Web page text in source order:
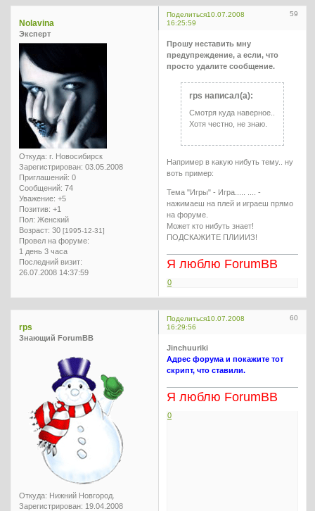
Поделиться 59
10.07.2008
16:25:59
Nolavina
Эксперт
Откуда: г. Новосибирск
Зарегистрирован: 03.05.2008
Приглашений: 0
Сообщений: 74
Уважение: +5
Позитив: +1
Пол: Женский
Возраст: 30 [1995-12-31]
Провел на форуме:
1 день 3 часа
Последний визит:
26.07.2008 14:37:59
Прошу неставить мну
предупреждение, а если, что
просто удалите сообщение.
rps написал(а):
Смотря куда наверное..
Хотя честно, не знаю.
Например в какую нибуть тему.. ну
воть пример:
Тема "Игры" - Игра..... .... -
нажимаеш на плей и играеш прямо
на форуме.
Может кто нибуть знает!
ПОДСКАЖИТЕ ПЛИИИЗ!
Я люблю ForumBB
0
Поделиться 60
10.07.2008
16:29:56
rps
Знающий ForumBB
Откуда: Нижний Новгород.
Зарегистрирован: 19.04.2008
Jinchuuriki
Адрес форума и покажите тот
скрипт, что ставили.
Я люблю ForumBB
0